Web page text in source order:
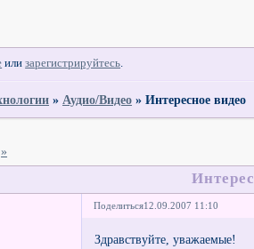
илизарегистрируйтесь.
» Аудио/Видео »Интересное видео
»
Поделиться12.09.2007 11:10
Здравствуйте, уважаемые!